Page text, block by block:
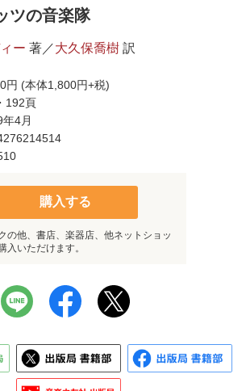
ツの音楽隊
ー 著／大久保喬樹 訳
円 (本体1,800円+税)
192頁
4月
購入する
の他、書店、楽器店、他ネットショッ
入いただけます。